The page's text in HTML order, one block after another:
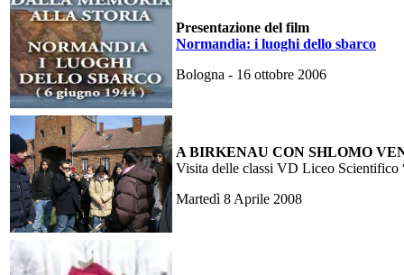
Presentazione del film
Normandia: i luoghi dello sbarco
Bologna - 16 ottobre 2006
A BIRKENAU CON SHLOMO
Visita delle classi VD Liceo Scientifico
Martedì 8 Aprile 2008